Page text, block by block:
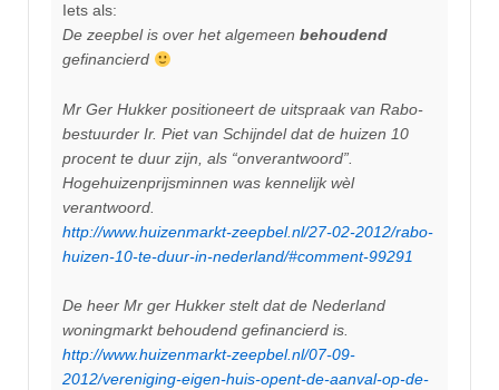
Iets als:
De zeepbel is over het algemeen behoudend
gefinancierd
Mr Ger Hukker positioneert de uitspraak van Rabo-
bestuurder Ir. Piet van Schijndel dat de huizen 10
procent te duur zijn, als “onverantwoord”.
Hogehuizenprijsminnen was kennelijk wèl
verantwoord.
http://www.huizenmarkt-zeepbel.nl/27-02-2012/rabo-
huizen-10-te-duur-in-nederland/#comment-99291
De heer Mr ger Hukker stelt dat de Nederland
woningmarkt behoudend gefinancierd is.
http://www.huizenmarkt-zeepbel.nl/07-09-
2012/vereniging-eigen-huis-opent-de-aanval-op-de-